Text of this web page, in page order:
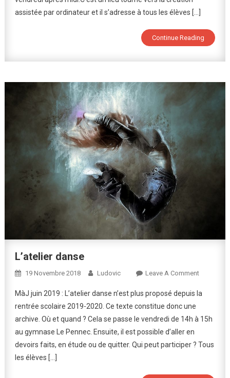
assistée par ordinateur et il s’adresse à tous les élèves […]
Continue Reading
L’atelier danse
19 Novembre 2018 Ludovic Leave A CommentOn
Danse
MàJ juin 2019 : L’atelier danse n’est plus proposé depuis la
rentrée scolaire 2019-2020. Ce texte constitue donc une
archive. Où et quand ? Cela se passe le vendredi de 14h à 15h
au gymnase Le Pennec. Ensuite, il est possible d’aller en
devoirs faits, en étude ou de quitter. Qui peut participer ? Tous
les élèves […]